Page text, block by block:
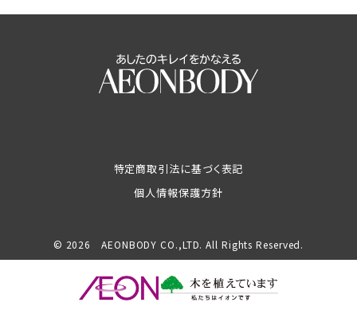
特定商取引法に基づく表記
個人情報保護方針
© 2026 AEONBODY CO.,LTD. All Rights Reserved.